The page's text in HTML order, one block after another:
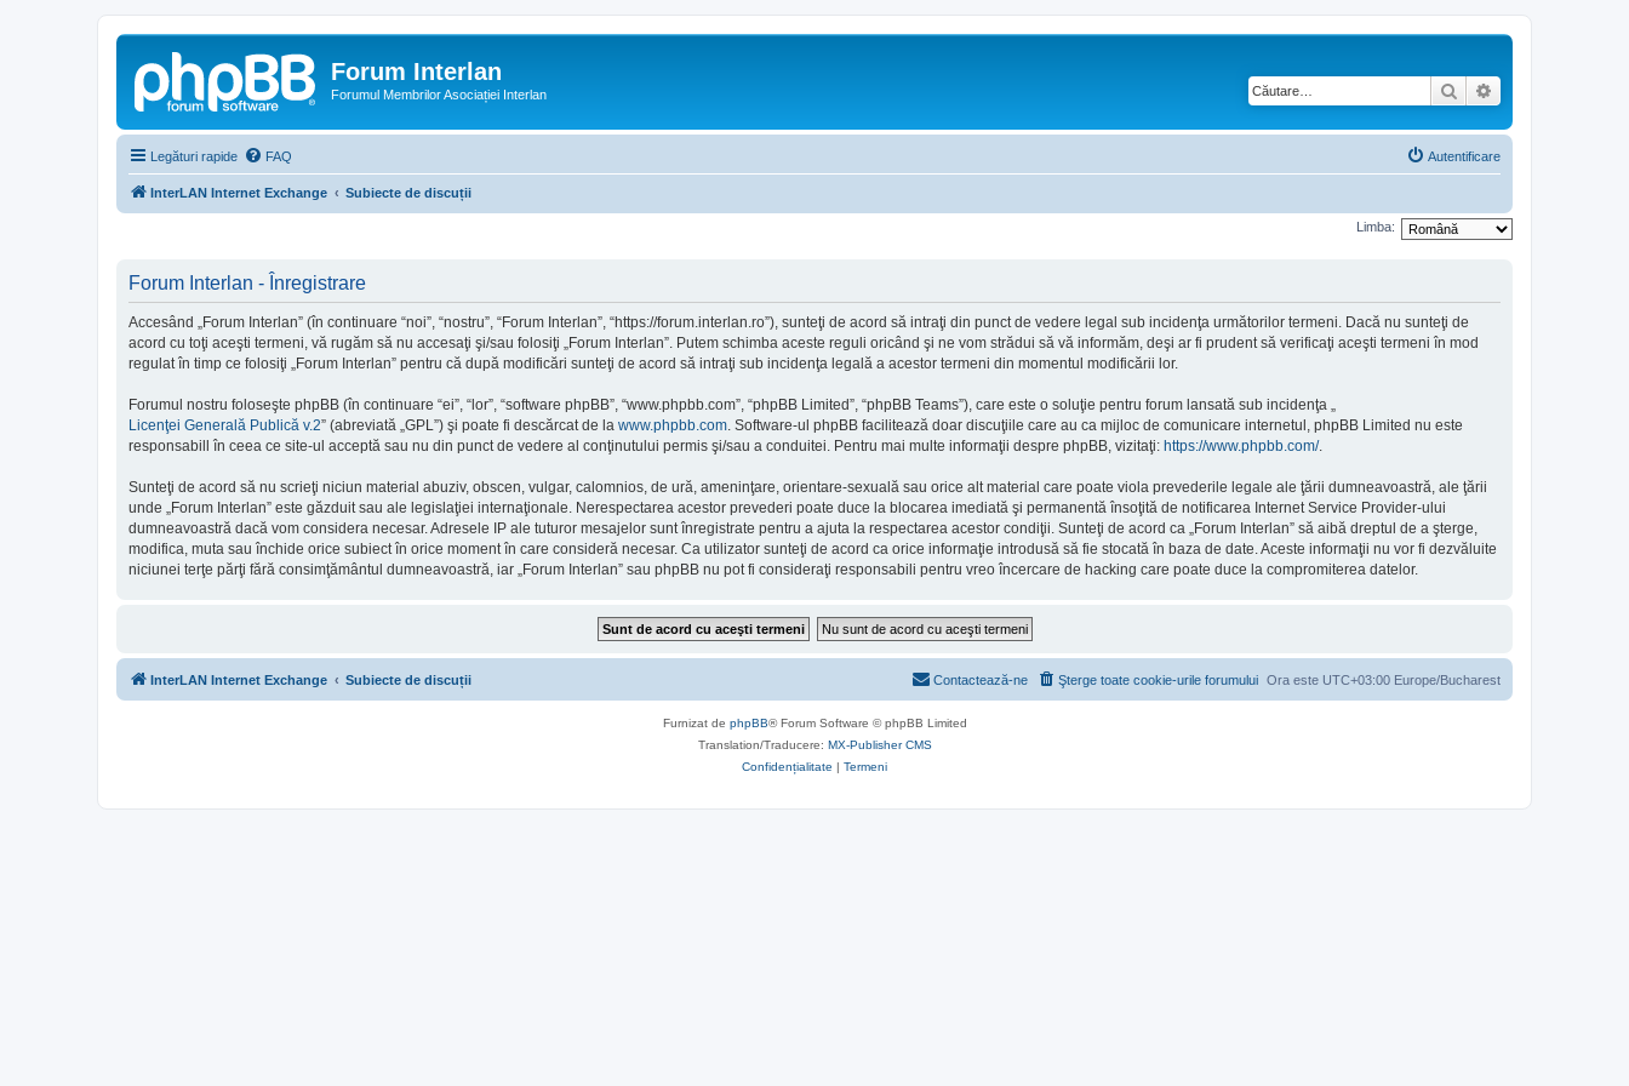
Forum Interlan
Forumul Membrilor Asociației Interlan Căutare
Legături rapide FAQ Autentificare
InterLAN Internet Exchange Subiecte de discuții
Limba:
Forum Interlan - Înregistrare
Accesând „Forum Interlan” (în continuare “noi”, “nostru”, “Forum Interlan”, “https://forum.interlan.ro”), sunteţi de acord să intraţi din punct de vedere legal sub incidenţa următorilor termeni. Dacă nu sunteţi de
acord cu toţi aceşti termeni, vă rugăm să nu accesaţi şi/sau folosiţi „Forum Interlan”. Putem schimba aceste reguli oricând şi ne vom strădui să vă informăm, deşi ar fi prudent să verificaţi aceşti termeni în mod
regulat în timp ce folosiţi „Forum Interlan” pentru că după modificări sunteţi de acord să intraţi sub incidenţa legală a acestor termeni din momentul modificării lor.
Forumul nostru foloseşte phpBB (în continuare “ei”, “lor”, “software phpBB”, “www.phpbb.com”, “phpBB Limited”, “phpBB Teams”), care este o soluţie pentru forum lansată sub incidenţa „
Licenţei Generală Publică v.2” (abreviată „GPL”) şi poate fi descărcat de la www.phpbb.com. Software-ul phpBB facilitează doar discuţiile care au ca mijloc de comunicare internetul, phpBB Limited nu este
responsabill în ceea ce site-ul acceptă sau nu din punct de vedere al conţinutului permis şi/sau a conduitei. Pentru mai multe informaţii despre phpBB, vizitaţi: https://www.phpbb.com/.
Sunteţi de acord să nu scrieţi niciun material abuziv, obscen, vulgar, calomnios, de ură, ameninţare, orientare-sexuală sau orice alt material care poate viola prevederile legale ale ţării dumneavoastră, ale ţării
unde „Forum Interlan” este găzduit sau ale legislaţiei internaţionale. Nerespectarea acestor prevederi poate duce la blocarea imediată şi permanentă însoţită de notificarea Internet Service Provider-ului
dumneavoastră dacă vom considera necesar. Adresele IP ale tuturor mesajelor sunt înregistrate pentru a ajuta la respectarea acestor condiţii. Sunteţi de acord ca „Forum Interlan” să aibă dreptul de a şterge,
modifica, muta sau închide orice subiect în orice moment în care consideră necesar. Ca utilizator sunteţi de acord ca orice informaţie introdusă să fie stocată în baza de date. Aceste informaţii nu vor fi dezvăluite
niciunei terţe părţi fără consimţământul dumneavoastră, iar „Forum Interlan” sau phpBB nu pot fi consideraţi responsabili pentru vreo încercare de hacking care poate duce la compromiterea datelor.
InterLAN Internet Exchange Subiecte de discuții Ora este UTC+03:00 Europe/Bucharest
Şterge toate cookie-urile forumului
Contactează-ne
Furnizat de phpBB® Forum Software © phpBB Limited
Translation/Traducere: MX-Publisher CMS
Confidențialitate | Termeni